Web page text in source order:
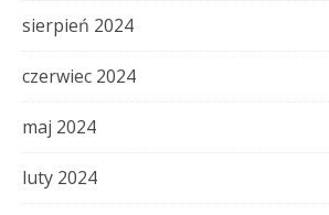
sierpień 2024
czerwiec 2024
maj 2024
luty 2024